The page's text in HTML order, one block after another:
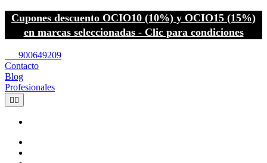
Cupones descuento OCIO10 (10%) y OCIO15 (15%)
en marcas seleccionadas - Clic para condiciones
900649209
Contacto
Blog
Profesionales
 